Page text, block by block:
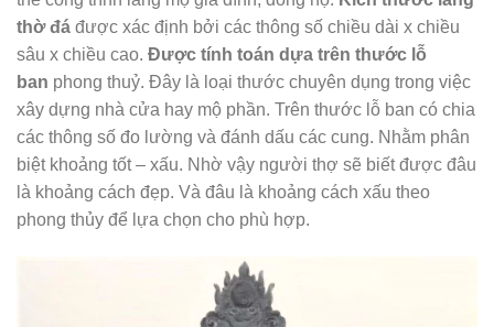
thờ đá được xác định bởi các thông số chiều dài x chiều
sâu x chiều cao. Được tính toán dựa trên thước lỗ
ban phong thuỷ. Đây là loại thước chuyên dụng trong việc
xây dựng nhà cửa hay mộ phần. Trên thước lỗ ban có chia
các thông số đo lường và đánh dấu các cung. Nhằm phân
biệt khoảng tốt – xấu. Nhờ vậy người thợ sẽ biết được đâu
là khoảng cách đẹp. Và đâu là khoảng cách xấu theo
phong thủy để lựa chọn cho phù hợp.